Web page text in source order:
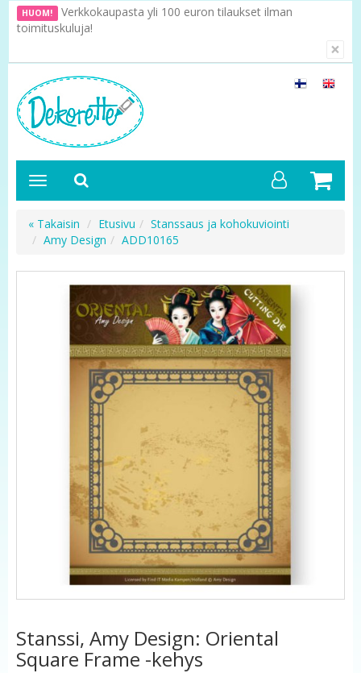
HUOM! Verkkokaupasta yli 100 euron tilaukset ilman
toimituskuluja!
×
« Takaisin Etusivu
Stanssaus ja kohokuviointi
Amy Design
ADD10165
Stanssi, Amy Design: Oriental
Square Frame -kehys